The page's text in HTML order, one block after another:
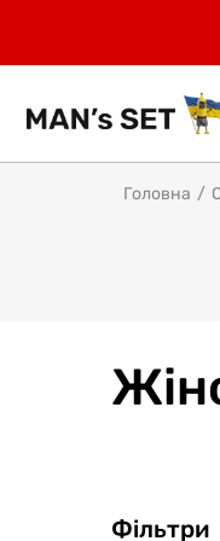
Головна
Фільтри